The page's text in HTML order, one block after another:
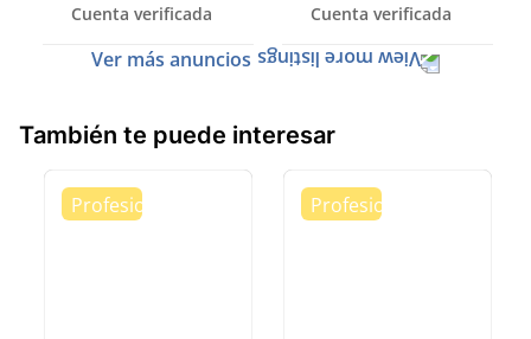
Cuenta verificada Cuenta verificada
Ver más anuncios
También te puede interesar